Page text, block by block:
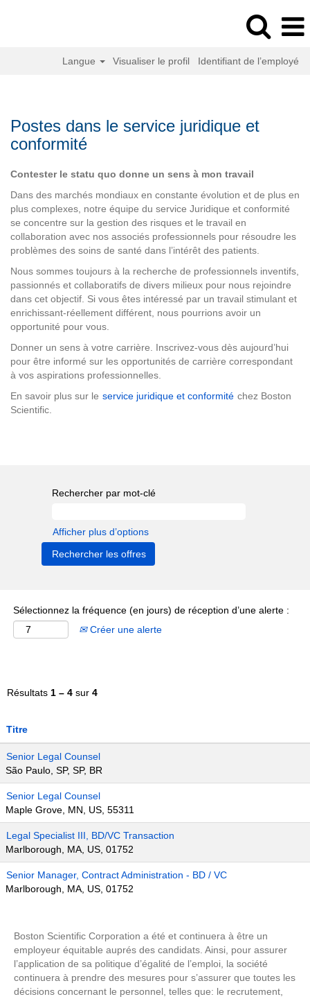
Langue Visualiser le profil Identifiant de l’employé
service
juridique
Postes dans le service juridique et
conformité
Contester le statu quo donne un sens à mon travail
Dans des marchés mondiaux en constante évolution et de plus en
plus complexes, notre équipe du service Juridique et conformité
se concentre sur la gestion des risques et le travail en
collaboration avec nos associés professionnels pour résoudre les
problèmes des soins de santé dans l’intérêt des patients.
Nous sommes toujours à la recherche de professionnels inventifs,
passionnés et collaboratifs de divers milieux pour nous rejoindre
dans cet objectif. Si vous êtes intéressé par un travail stimulant et
enrichissant-réellement différent, nous pourrions avoir un
opportunité pour vous.
Donner un sens à votre carrière. Inscrivez-vous dès aujourd’hui
pour être informé sur les opportunités de carrière correspondant
à vos aspirations professionnelles.
En savoir plus sur le service juridique et conformité chez Boston
Scientific.
Rechercher par mot-clé
Afficher plus d’options
Sélectionnez la fréquence (en jours) de réception d’une alerte :
Créer une alerte
Résultats 1 – 4 sur 4
Titre
Senior Legal Counsel
São Paulo, SP, SP, BR
Senior Legal Counsel
Maple Grove, MN, US, 55311
Legal Specialist III, BD/VC Transaction
Marlborough, MA, US, 01752
Senior Manager, Contract Administration - BD / VC
Marlborough, MA, US, 01752
Boston Scientific Corporation a été et continuera à être un
employeur équitable auprés des candidats. Ainsi, pour assurer
l’application de sa politique d’égalité de l’emploi, la société
continuera à prendre des mesures pour s’assurer que toutes les
décisions concernant le personnel, telles que: le recrutement,